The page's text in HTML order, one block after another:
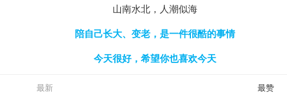
山南水北，人潮似海
陪自己长大、变老，是一件很酷的事情
今天很好，希望你也喜欢今天
最新 最赞